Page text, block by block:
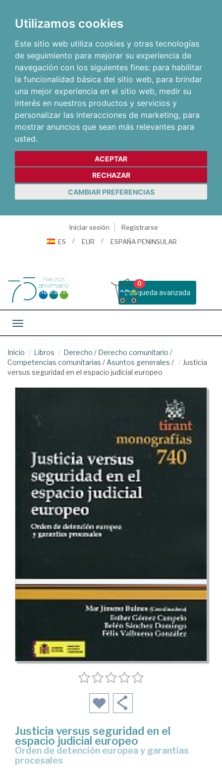
Utilizamos cookies
Este sitio web utiliza cookies y otras tecnologías
de seguimiento para mejorar su experiencia de
navegación con los siguientes fines: para habilitar
la funcionalidad básica del sitio web, para brindar
una mejor experiencia en el sitio web, medir su
interés en nuestros productos y servicios y
personalizar las interacciones de marketing, para
mostrar anuncios que sean más relevantes para
usted.
ACEPTAR
RECHAZAR
CAMBIAR PREFERENCIAS
Iniciar sesión
Registrarse
ES
EUR ESPAÑA PENINSULAR
Busqueda avanzada
0
Toggle navigation
Inicio Libros Derecho / Derecho comunitario /
Competencias comunitarias / Asuntos generales /
Justicia
versus seguridad en el espacio judicial europeo
Justicia versus seguridad en el
espacio judicial europeo
orden de detención europea y garantías
procesales